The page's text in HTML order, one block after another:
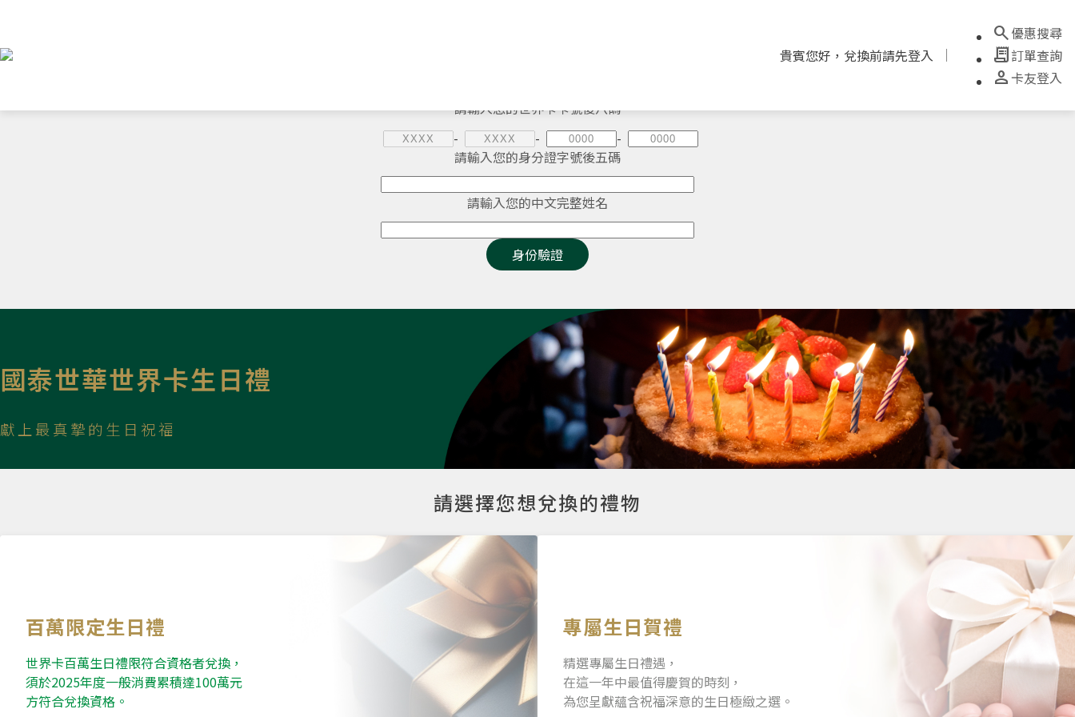
貴賓您好，兌換前請先登入
search優惠搜尋
receipt_long訂單查詢
person卡友登入
請輸入您的世界卡卡號後八碼
-
-
-
請輸入您的身分證字號後五碼
請輸入您的中文完整姓名
身份驗證
國泰世華世界卡生日禮
獻上最真摯的生日祝福
請選擇您想兌換的禮物
百萬限定生日禮
世界卡百萬生日禮限符合資格者兌換，
須於2025年度一般消費累積達100萬元
方符合兌換資格。
專屬生日賀禮
精選專屬生日禮遇，
在這一年中最值得慶賀的時刻，
為您呈獻蘊含祝福深意的生日極緻之選。